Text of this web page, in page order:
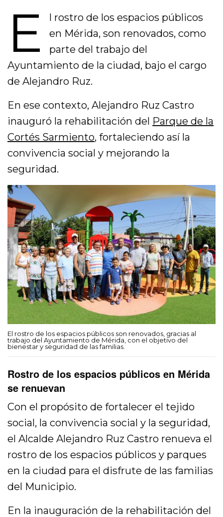
E
l rostro de los espacios públicos
en Mérida, son renovados, como
parte del trabajo del
Ayuntamiento de la ciudad, bajo el cargo
de Alejandro Ruz.
En ese contexto, Alejandro Ruz Castro
inauguró la rehabilitación del
Parque de la
Cortés Sarmiento, fortaleciendo así la
convivencia social y mejorando la
seguridad.
El rostro de los espacios públicos son renovados, gracias al
trabajo del Ayuntamiento de Mérida, con el objetivo del
bienestar y seguridad de las familias.
Rostro de los espacios públicos en Mérida
se renuevan
Con el propósito de fortalecer el tejido
social, la convivencia social y la seguridad,
el Alcalde Alejandro Ruz Castro renueva el
rostro de los espacios públicos y parques
en la ciudad para el disfrute de las familias
del Municipio.
En la inauguración de la rehabilitación del